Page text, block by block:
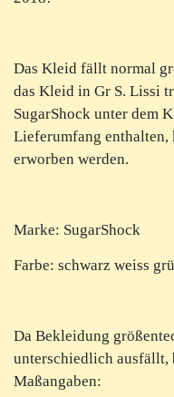
Das Kleid fällt normal
das Kleid in Gr S. Lissi
SugarShock unter dem
Lieferumfang enthalten,
erworben werden.
Marke: SugarShock
Farbe: schwarz weiss
Da Bekleidung
unterschiedlich ausfällt,
Maßangaben: